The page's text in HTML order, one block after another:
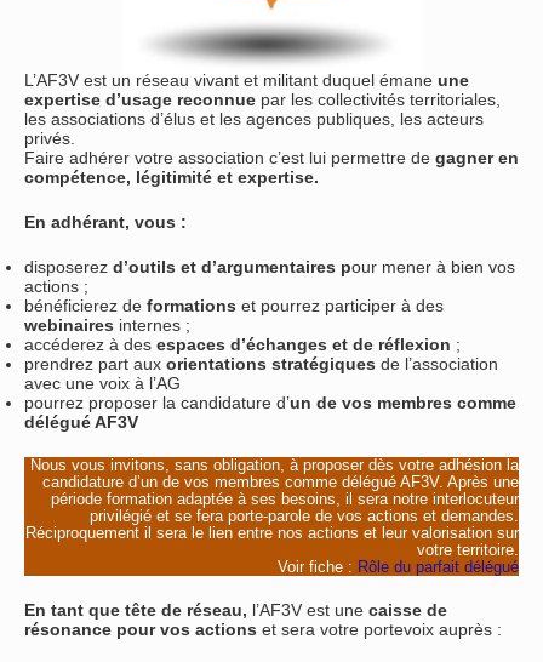
L’AF3V est un réseau vivant et militant duquel émane une
expertise d’usage reconnue par les collectivités territoriales,
les associations d’élus et les agences publiques, les acteurs
privés.
Faire adhérer votre association c’est lui permettre de gagner en
compétence, légitimité et expertise.
En adhérant, vous :
disposerez d’outils et d’argumentaires pour mener à bien vos
actions ;
bénéficierez de formations et pourrez participer à des
webinaires internes ;
accéderez à des espaces d’échanges et de réflexion ;
prendrez part aux orientations stratégiques de l’association
avec une voix à l’AG
pourrez proposer la candidature d’un de vos membres comme
délégué AF3V
Nous vous invitons, sans obligation, à proposer dès votre adhésion la
candidature d’un de vos membres comme délégué AF3V. Après une
période formation adaptée à ses besoins, il sera notre interlocuteur
privilégié et se fera porte-parole de vos actions et demandes.
Réciproquement il sera le lien entre nos actions et leur valorisation sur
votre territoire.
Voir fiche : Rôle du parfait délégué
En tant que tête de réseau, l’AF3V est une caisse de
résonance pour vos actions et sera votre portevoix auprès :